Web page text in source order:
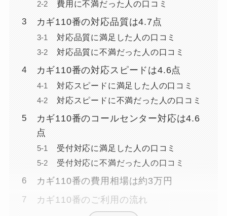
費用に不満だった人の口コミ
カギ110番の対応品質は4.7点
対応品質に満足した人の口コミ
対応品質に不満だった人の口コミ
カギ110番の対応スピードは4.6点
対応スピードに満足した人の口コミ
対応スピードに不満だった人の口コミ
カギ110番のコールセンター対応は4.6
点
受付対応に満足した人の口コミ
受付対応に不満だった人の口コミ
カギ110番の費用相場は約3万円
カギ110番のご利用の流れ